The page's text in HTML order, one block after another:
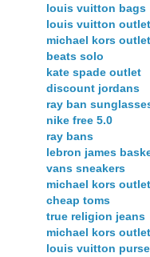
louis vuitton bags
louis vuitton outlet
michael kors outlet
beats solo
kate spade outlet
discount jordans
ray ban
nike free 5.0
ray bans
lebron james
vans sneakers
michael kors
cheap toms
true religion jeans
michael kors outlet
louis vuitton